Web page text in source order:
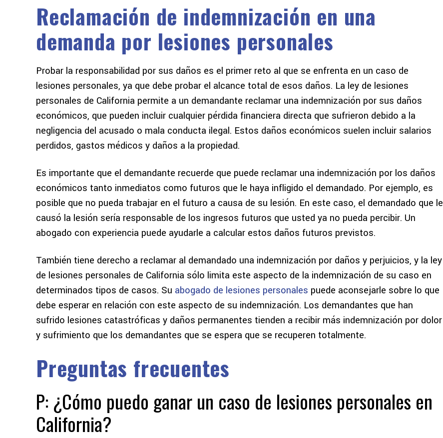
Reclamación de indemnización en una
demanda por lesiones personales
Probar la responsabilidad por sus daños es el primer reto al que se enfrenta en un caso de
lesiones personales, ya que debe probar el alcance total de esos daños. La ley de lesiones
personales de California permite a un demandante reclamar una indemnización por sus daños
económicos, que pueden incluir cualquier pérdida financiera directa que sufrieron debido a la
negligencia del acusado o mala conducta ilegal. Estos daños económicos suelen incluir salarios
perdidos, gastos médicos y daños a la propiedad.
Es importante que el demandante recuerde que puede reclamar una indemnización por los daños
económicos tanto inmediatos como futuros que le haya infligido el demandado. Por ejemplo, es
posible que no pueda trabajar en el futuro a causa de su lesión. En este caso, el demandado que le
causó la lesión sería responsable de los ingresos futuros que usted ya no pueda percibir. Un
abogado con experiencia puede ayudarle a calcular estos daños futuros previstos.
También tiene derecho a reclamar al demandado una indemnización por daños y perjuicios, y la ley
de lesiones personales de California sólo limita este aspecto de la indemnización de su caso en
determinados tipos de casos. Su abogado de lesiones personales puede aconsejarle sobre lo que
debe esperar en relación con este aspecto de su indemnización. Los demandantes que han
sufrido lesiones catastróficas y daños permanentes tienden a recibir más indemnización por dolor
y sufrimiento que los demandantes que se espera que se recuperen totalmente.
Preguntas frecuentes
P: ¿Cómo puedo ganar un caso de lesiones personales en
California?